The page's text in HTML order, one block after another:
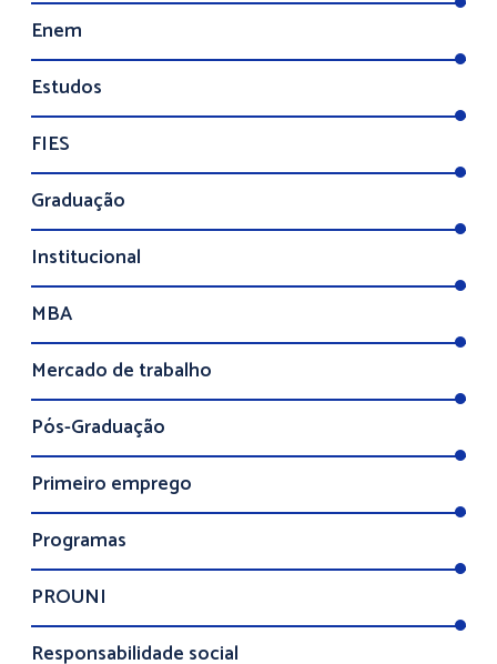
Enem
Estudos
FIES
Graduação
Institucional
MBA
Mercado de trabalho
Pós-Graduação
Primeiro emprego
Programas
PROUNI
Responsabilidade social